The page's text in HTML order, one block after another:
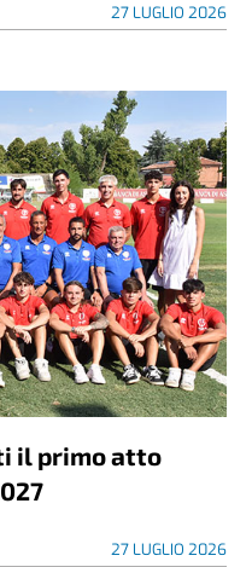
27 LUGLIO 2026
il primo atto
27 LUGLIO 2026